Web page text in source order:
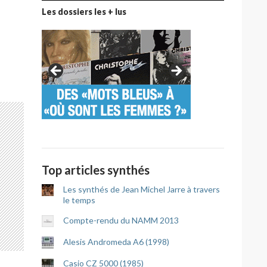
Les dossiers les + lus
Top articles synthés
Les synthés de Jean Michel Jarre à travers
le temps
Compte-rendu du NAMM 2013
Alesis Andromeda A6 (1998)
Casio CZ 5000 (1985)